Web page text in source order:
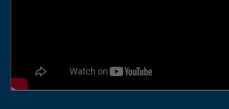
Registrace